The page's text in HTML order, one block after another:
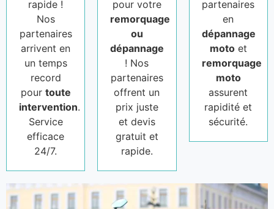
rapide !
Nos
partenaires
arrivent en
un temps
record
pour toute
intervention.
Service
efficace
24/7.
pour votre
remorquage
ou
dépannage
! Nos
partenaires
offrent un
prix juste
et devis
gratuit et
rapide.
partenaires
en
dépannage
motoet
remorquage
moto
assurent
rapidité et
sécurité.